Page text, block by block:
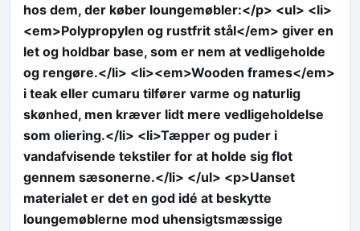
hos dem, der køber loungemøbler:</p> <ul> <li>
<em>Polypropylen og rustfrit stål</em> giver en
let og holdbar base, som er nem at vedligeholde
og rengøre.</li> <li><em>Wooden frames</em>
i teak eller cumaru tilfører varme og naturlig
skønhed, men kræver lidt mere vedligeholdelse
som oliering.</li> <li>Tæpper og puder i
vandafvisende tekstiler for at holde sig flot
gennem sæsonerne.</li> </ul> <p>Uanset
materialet er det en god idé at beskytte
loungemøblerne mod uhensigtsmæssige